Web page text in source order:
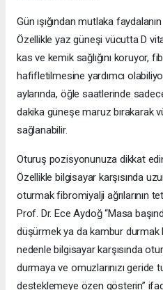
Gün ışığından mutlaka faydalanın
Özellikle yaz güneşi vücutta D
kas ve kemik sağlığını koruyor,
hafifletilmesine yardımcı
aylarında, öğle saatlerinde
dakika güneşe maruz bırakarak
sağlanabilir.
Oturuş pozisyonunuza dikkat
Özellikle bilgisayar karşısında
oturmak fibromiyalji ağrılarının
Prof. Dr. Ece Aydoğ “Masa
düşürmek ya da kambur durmak
nedenle bilgisayar karşısında
durmaya ve omuzlarınızı geride
desteklemeye özen gösterin”